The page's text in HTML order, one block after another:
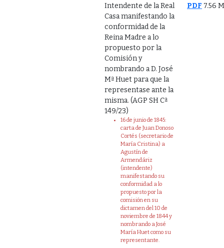
Intendente de la Real
Casa manifestando la
conformidad de la
Reina Madre a lo
propuesto por la
Comisión y
nombrando a D. José
Mª Huet para que la
representase ante la
misma. (AGP SH Cª
149/23)
16 de junio de 1845:
carta de Juan Donoso
Cortés (secretario de
María Cristina) a
Agustín de
Armendáriz
(intendente)
manifestando su
conformidad a lo
propuesto por la
comisión en su
dictamen del 10 de
noviembre de 1844 y
nombrando a José
María Huet como su
representante.
PDF 7.56